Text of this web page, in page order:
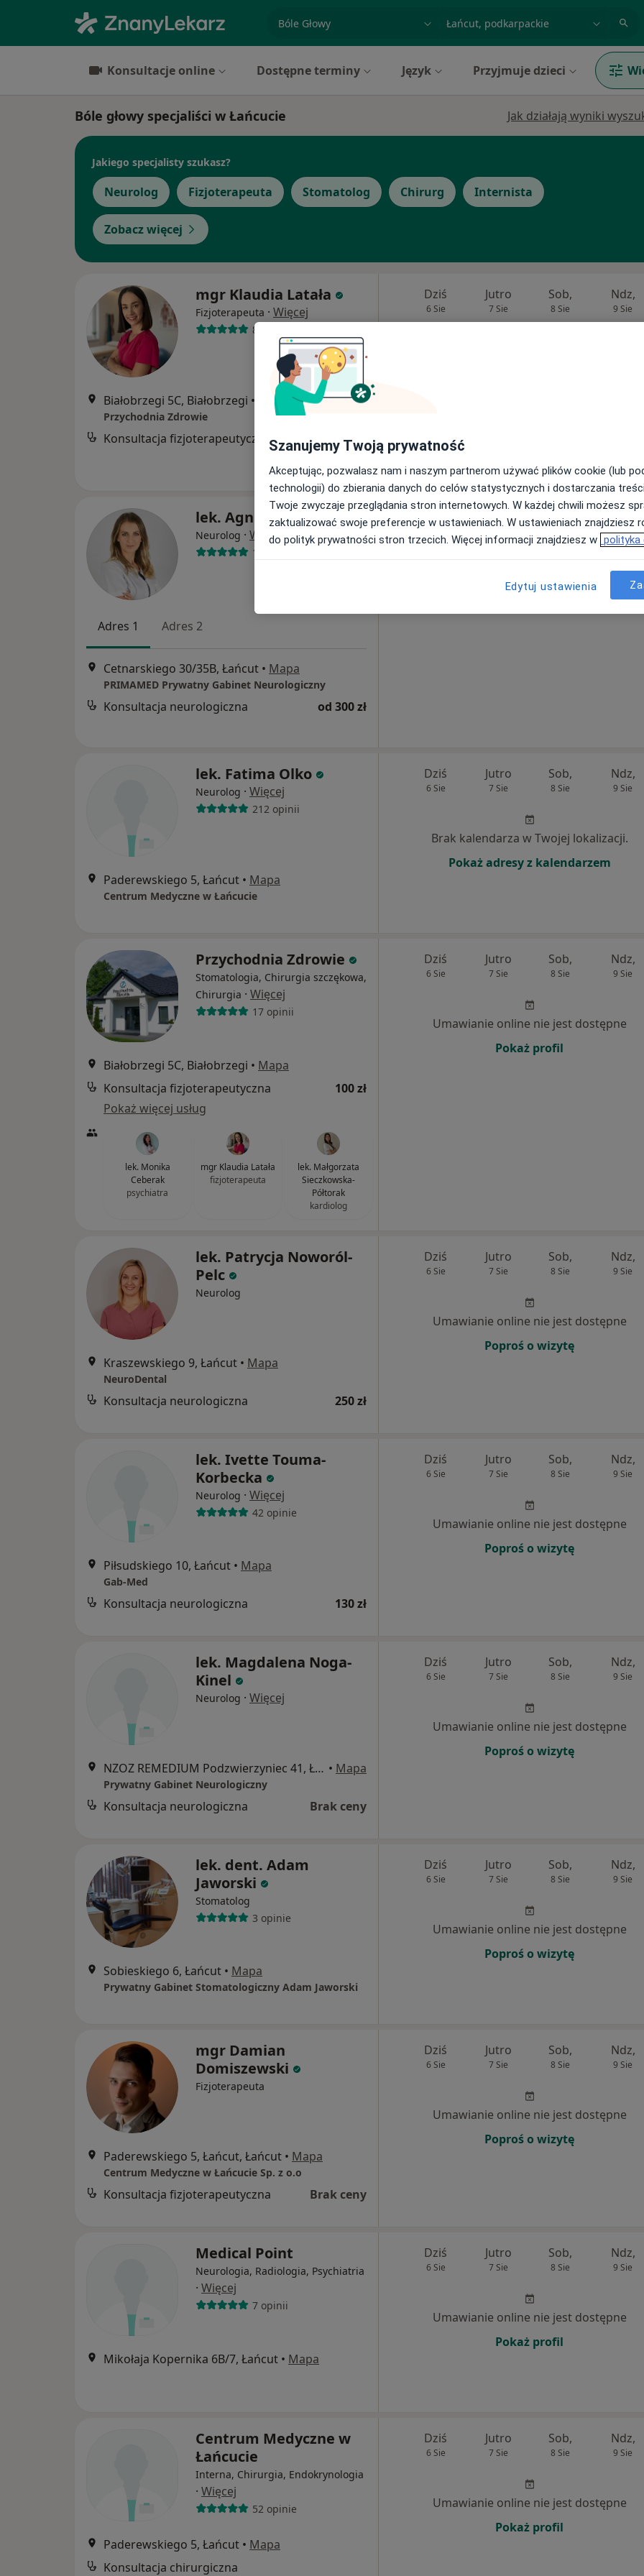
specjalizacja, badanie lub nazwiskomiasto lub dzielnica
Konsultacje online Dostępne terminy Język Przyjmuje dzieci
Bóle głowy specjaliści w Łańcucie Jak działają wyniki
Jakiego specjalisty szukasz?
Neurolog Fizjoterapeuta Stomatolog Chirurg Internista
Zobacz więcej
mgr Klaudia Latała
Fizjoterapeuta · Więcej
8 opinii
Białobrzegi 5C, Białobrzegi • Mapa
Przychodnia Zdrowie
Konsultacja fizjoterapeutyczna 100 zł
Dziś
6 Sie
Jutro
7 Sie
Sob,
8 Sie
Ndz,
9 Sie
lek. Agnieszka Kawa
Neurolog · Więcej
182 opinie
Adres 1 Adres 2
Cetnarskiego 30/35B, Łańcut • Mapa
PRIMAMED Prywatny Gabinet Neurologiczny
Konsultacja neurologiczna od 300 zł
Dziś Jutro Sob, Ndz,
9 Sie
Umawianie online nie jest dostępne
lek. Fatima Olko
Neurolog · Więcej
212 opinii
Paderewskiego 5, Łańcut • Mapa
Centrum Medyczne w Łańcucie
Dziś
6 Sie
Jutro
7 Sie
Sob,
8 Sie
Ndz,
9 Sie
Brak kalendarza w Twojej lokalizacji.
Pokaż adresy z kalendarzem
Przychodnia Zdrowie
Stomatologia, Chirurgia szczękowa,
Chirurgia · Więcej
17 opinii
Białobrzegi 5C, Białobrzegi • Mapa
Konsultacja fizjoterapeutyczna
100 zł
Pokaż więcej usług
lek. Monika
Ceberak
psychiatra
mgr Klaudia Latała
fizjoterapeuta
lek. Małgorzata
Sieczkowska-
Półtorak
kardiolog
Dziś
6 Sie
Jutro
7 Sie
Sob,
8 Sie
Ndz,
9 Sie
Umawianie online nie jest dostępne
Pokaż profil
lek. Patrycja Noworól-
Pelc
Neurolog
Kraszewskiego 9, Łańcut • Mapa
NeuroDental
Konsultacja neurologiczna 250 zł
Dziś
6 Sie
Jutro
7 Sie
Sob,
8 Sie
Ndz,
9 Sie
Umawianie online nie jest dostępne
Poproś o wizytę
lek. Ivette Touma-
Korbecka
Neurolog · Więcej
42 opinie
Piłsudskiego 10, Łańcut • Mapa
Gab-Med
Konsultacja neurologiczna 130 zł
Dziś
6 Sie
Jutro
7 Sie
Sob,
8 Sie
Ndz,
9 Sie
Umawianie online nie jest dostępne
Poproś o wizytę
lek. Magdalena Noga-
Kinel
Neurolog · Więcej
NZOZ REMEDIUM Podzwierzyniec 41, Łańcut • Mapa
Prywatny Gabinet Neurologiczny
Konsultacja neurologiczna Brak ceny
Dziś
6 Sie
Jutro
7 Sie
Sob,
8 Sie
Ndz,
9 Sie
Umawianie online nie jest dostępne
Poproś o wizytę
lek. dent. Adam
Jaworski
Stomatolog
3 opinie
Sobieskiego 6, Łańcut • Mapa
Prywatny Gabinet Stomatologiczny Adam Jaworski
Dziś
6 Sie
Jutro
7 Sie
Sob,
8 Sie
Ndz,
9 Sie
Umawianie online nie jest dostępne
Poproś o wizytę
mgr Damian
Domiszewski
Fizjoterapeuta
Paderewskiego 5, Łańcut, Łańcut • Mapa
Centrum Medyczne w Łańcucie Sp. z o.o
Konsultacja fizjoterapeutyczna Brak ceny
Dziś
6 Sie
Jutro
7 Sie
Sob,
8 Sie
Ndz,
9 Sie
Umawianie online nie jest dostępne
Poproś o wizytę
Medical Point
Neurologia, Radiologia, Psychiatria
· Więcej
7 opinii
Mikołaja Kopernika 6B/7, Łańcut • Mapa
Dziś
6 Sie
Jutro
7 Sie
Sob,
8 Sie
Ndz,
9 Sie
Umawianie online nie jest dostępne
Pokaż profil
Centrum Medyczne w
Łańcucie
Interna, Chirurgia, Endokrynologia
· Więcej
52 opinie
Paderewskiego 5, Łańcut • Mapa
Konsultacja chirurgiczna
Dziś
6 Sie
Jutro
7 Sie
Sob,
8 Sie
Ndz,
9 Sie
Umawianie online nie jest dostępne
Pokaż profil
Szanujemy Twoją prywatność
Akceptując, pozwalasz nam i naszym partnerom używać plików cookie (lub
technologii) do zbierania danych do celów statystycznych i dostarczania
Twoje zwyczaje przeglądania stron internetowych. W każdej chwili możesz
zaktualizować swoje preferencje w ustawieniach. W ustawieniach znajdziesz
do polityk prywatności stron trzecich. Więcej informacji znajdziesz w polityka
Edytuj ustawienia